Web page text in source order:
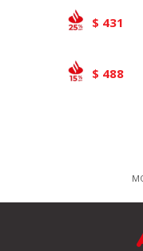
$ 431
$ 488